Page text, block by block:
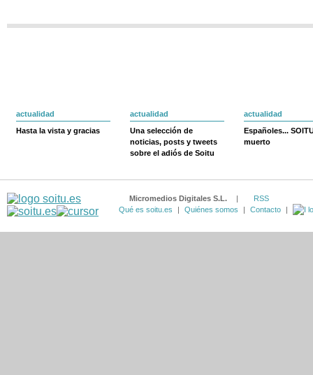
actualidad
Hasta la vista y gracias
actualidad
Una selección de
noticias, posts y tweets
sobre el adiós de Soitu
actualidad
Españoles...
muerto
Micromedios Digitales S.L. |
RSS
Qué es soitu.es
| Quiénes somos | Contacto |